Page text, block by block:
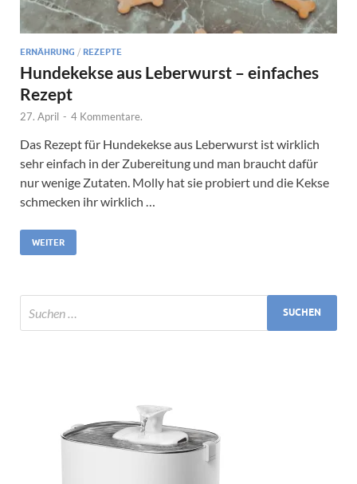
ERNÄHRUNG / REZEPTE
Hundekekse aus Leberwurst – einfaches
Rezept
27. April - 4 Kommentare.
Das Rezept für Hundekekse aus Leberwurst ist wirklich
sehr einfach in der Zubereitung und man braucht dafür
nur wenige Zutaten. Molly hat sie probiert und die Kekse
schmecken ihr wirklich …
WEITER